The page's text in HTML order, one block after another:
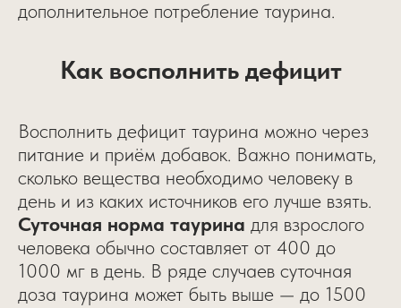
дополнительное потребление таурина.
Как восполнить дефицит
Восполнить дефицит таурина можно через
питание и приём добавок. Важно понимать,
сколько вещества необходимо человеку в
день и из каких источников его лучше взять.
Суточная норма таурина для взрослого
человека обычно составляет от 400 до
1000 мг в день. В ряде случаев суточная
доза таурина может быть выше — до 1500